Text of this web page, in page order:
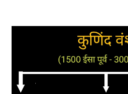
सोमचंद के आने की अनेक कहानियां है । परीक्षाओं
सोमचंद 11 वीं सदी के आरंभ में बद्रीनाथ की
मुलाकात कत्यूरी नरेश ब्रह्मदेव से हो जाती है।
योग्यता, रूप-रंग व व्यक्तित्व को देखकर
अपनी एकलौती पुत्री चंपा का विवाह सोमचंद...